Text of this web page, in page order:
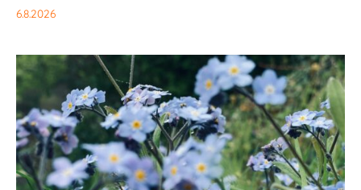
6.8.2026